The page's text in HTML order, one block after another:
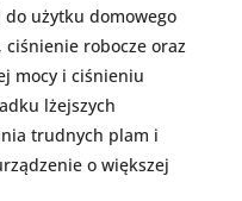
użytku domowego
robocze oraz
mocy i ciśnieniu
lżejszych
trudnych plam i
o większej